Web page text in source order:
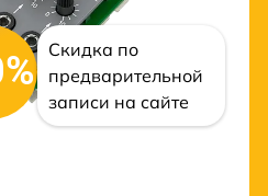
Скидка по
предварительной
записи на сайте